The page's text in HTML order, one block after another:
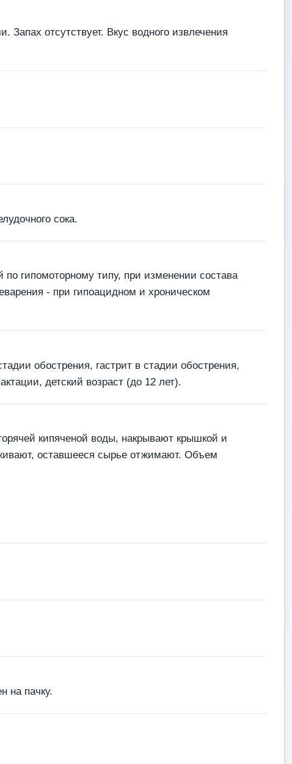
отсутствует. Вкус водного извлечения
сока.
по гипомоторному типу, при изменении состава
- при гипоацидном и хроническом
обострения, гастрит в стадии обострения,
детский возраст (до 12 лет).
кипяченой воды, накрывают крышкой и
оставшееся сырье отжимают. Объем
на пачку.